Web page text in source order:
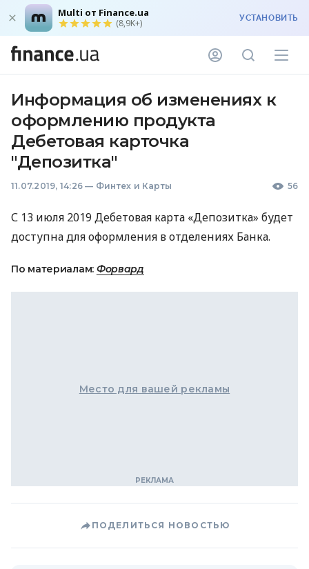
Multi от Finance.ua
(8,9K+) УСТАНОВИТЬ
Информация об изменениях к
оформлению продукта
Дебетовая карточка
"Депозитка"
11.07.2019, 14:26 — Финтех и Карты 56
С 13 июля 2019 Дебетовая карта «Депозитка» будет
доступна для оформления в отделениях Банка.
По материалам: Форвард
Место для вашей рекламы
ПОДЕЛИТЬСЯ НОВОСТЬЮ